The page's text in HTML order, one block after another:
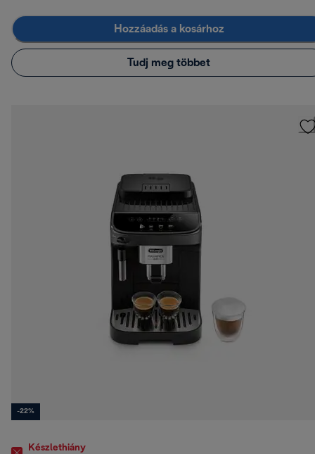
Hozzáadás a kosárhoz
Tudj meg többet
-22%
Készlethiány